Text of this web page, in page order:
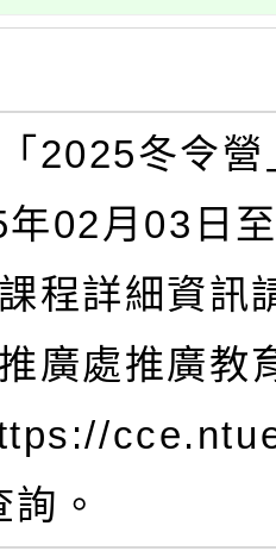
2025冬令
年02月03日
程詳細資訊
廣處推廣教
。